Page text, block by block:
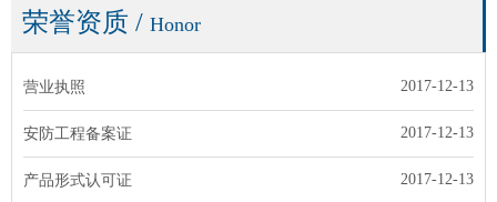
荣誉资质 / Honor
营业执照 2017-12-13
安防工程备案证 2017-12-13
产品形式认可证 2017-12-13